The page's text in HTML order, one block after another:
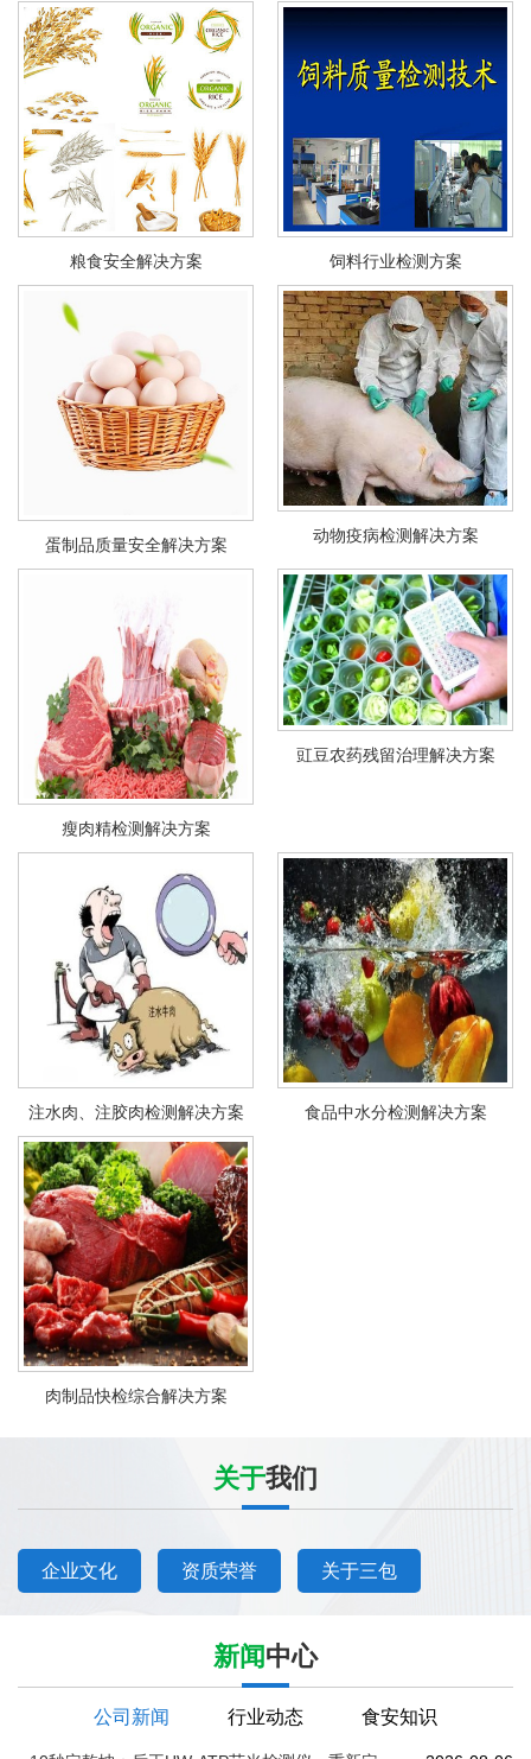
粮食安全解决方案 饲料行业检测方案
蛋制品质量安全解决方案 动物疫病检测解决方案
瘦肉精检测解决方案
豇豆农药残留治理解决方案
注水肉、注胶肉检测解决方案 食品中水分检测解决方案
肉制品快检综合解决方案
关于我们
企业文化 资质荣誉 关于三包
新闻中心
公司新闻 行业动态 食安知识